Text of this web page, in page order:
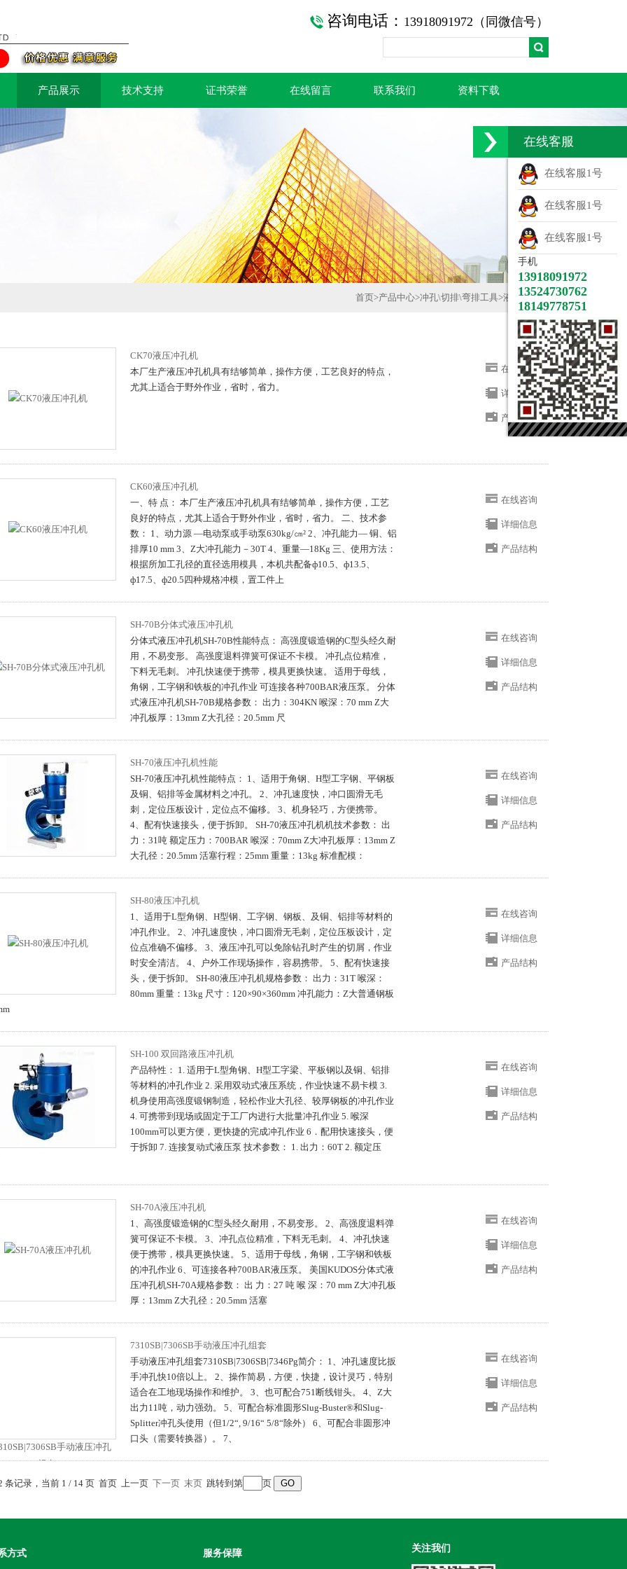
咨询电话： 13918091972（同微信号）
产品展示 技术支持 证书荣誉 在线留言 联系我们 资料下载
首页>产品中心>冲孔\切排\弯排工具>液压冲孔机
CK70液压冲孔机
本厂生产液压冲孔机具有结够简单，操作方便，工艺良好的特点，
尤其上适合于野外作业，省时，省力。
在线咨询
详细信息
产品结构
CK60液压冲孔机
一、特 点： 本厂生产液压冲孔机具有结够简单，操作方便，工艺
良好的特点，尤其上适合于野外作业，省时，省力。 二、技术参
数： 1、动力源 —电动泵或手动泵630kg/㎝² 2、冲孔能力— 铜、铝
排厚10 mm 3、Z大冲孔能力－30T 4、重量—18Kg 三、使用方法：
根据所加工孔径的直径选用模具，本机共配备ф10.5、ф13.5、
ф17.5、ф20.5四种规格冲模，置工件上
在线咨询
详细信息
产品结构
SH-70B分体式液压冲孔机
分体式液压冲孔机SH-70B性能特点： 高强度锻造钢的C型头经久耐
用，不易变形。 高强度退料弹簧可保证不卡模。 冲孔点位精准，
下料无毛刺。 冲孔快速便于携带，模具更换快速。 适用于母线，
角钢，工字钢和铁板的冲孔作业 可连接各种700BAR液压泵。 分体
式液压冲孔机SH-70B规格参数： 出力：304KN 喉深：70 mm Z大
冲孔板厚：13mm Z大孔径：20.5mm 尺
在线咨询
详细信息
产品结构
SH-70液压冲孔机性能
SH-70液压冲孔机性能特点： 1、适用于角钢、H型工字钢、平钢板
及铜、铝排等金属材料之冲孔。 2、冲孔速度快，冲口圆滑无毛
刺，定位压板设计，定位点不偏移。 3、机身轻巧，方便携带。
4、配有快速接头，便于拆卸。 SH-70液压冲孔机机技术参数： 出
力：31吨 额定压力：700BAR 喉深：70mm Z大冲孔板厚：13mm Z
大孔径：20.5mm 活塞行程：25mm 重量：13kg 标准配模：
在线咨询
详细信息
产品结构
SH-80液压冲孔机
1、适用于L型角钢、H型钢、工字钢、钢板、及铜、铝排等材料的
冲孔作业。 2、冲孔速度快，冲口圆滑无毛刺，定位压板设计，定
位点准确不偏移。 3、液压冲孔可以免除钻孔时产生的切屑，作业
时安全清洁。 4、户外工作现场操作，容易携带。 5、配有快速接
头，便于拆卸。 SH-80液压冲孔机规格参数： 出力：31T 喉深：
80mm 重量：13kg 尺寸：120×90×360mm 冲孔能力：Z大普通钢板
在线咨询
详细信息
产品结构
SH-100 双回路液压冲孔机
产品特性： 1. 适用于L型角钢、H型工字梁、平板钢以及铜、铝排
等材料的冲孔作业 2. 采用双动式液压系统，作业快速不易卡模 3.
机身使用高强度锻钢制造，轻松作业大孔径、较厚钢板的冲孔作业
4. 可携带到现场或固定于工厂内进行大批量冲孔作业 5. 喉深
100mm可以更方便，更快捷的完成冲孔作业 6．配用快速接头，便
于拆卸 7. 连接复动式液压泵 技术参数： 1. 出力：60T 2. 额定压
在线咨询
详细信息
产品结构
SH-70A液压冲孔机
1、高强度锻造钢的C型头经久耐用，不易变形。 2、高强度退料弹
簧可保证不卡模。 3、冲孔点位精准，下料无毛刺。 4、冲孔快速
便于携带，模具更换快速。 5、适用于母线，角钢，工字钢和铁板
的冲孔作业 6、可连接各种700BAR液压泵。 美国KUDOS分体式液
压冲孔机SH-70A规格参数： 出 力：27 吨 喉 深：70 mm Z大冲孔板
厚：13mm Z大孔径：20.5mm 活塞
在线咨询
详细信息
产品结构
7310SB|7306SB手动液压冲孔组套
手动液压冲孔组套7310SB|7306SB|7346Pg简介： 1、冲孔速度比扳
手冲孔快10倍以上。 2、操作简易，方便，快捷，设计灵巧，特别
适合在工地现场操作和维护。 3、也可配合751断线钳头。 4、Z大
出力11吨，动力强劲。 5、可配合标准圆形Slug-Buster®和Slug-
Splitter冲孔头使用（但1/2“, 9/16“ 5/8“除外） 6、可配合非圆形冲
口头（需要转换器）。 7、
在线咨询
详细信息
产品结构
条记录，当前 1 / 14 页 首页 上一页 下一页 末页 跳转到第 页
方式 服务保障 关注我们
在线客服
在线客服1号
在线客服1号
在线客服1号
手机
13918091972
13524730762
18149778751